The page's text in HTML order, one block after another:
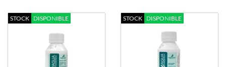
STOCK DISPONIBLE STOCK DISPONIBLE